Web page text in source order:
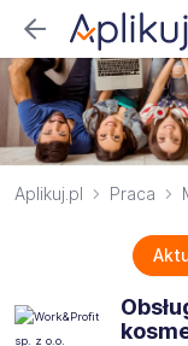
Aplikuj.pl Praca